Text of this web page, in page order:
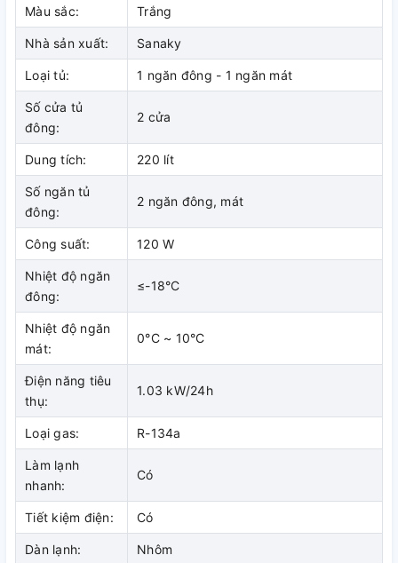
Tủ đông có
lạnh nhanh
Compressor
giúp công việc
đông lạnh thực
phẩm của bạn
trở nên nhanh
chóng và dễ
dàng hơn.
năng giữ lạnh rất
tốt nhờ lớp foam
dày giữ nhiệt
cùng hai lớp cửa
lạnh thoát ra khi
giúp bạn dễ
dàng thêm bớt
thực phẩm.
nhiệt độ cơ
(dạng xoay
2 ngăn đông tủ
tiện dụng
Tủ đông có thiết
kế 2 ngăn 1
ngăn đông
(<-18 độ) và 1
ngăn mát (0- 10
độ) giúp bạn
linh hoạt khi trữ
thực phẩm tươi
sống và các loại
chịu lực cao dễ
di chuyển
Tủ đông có bánh
vị trí thuận tiện
hơn.
Màu sắc: Trắng
Nhà sản xuất: Sanaky
Loại tủ: 1 ngăn đông - 1 ngăn mát
Số cửa tủ
đông:
2 cửa
Dung tích: 220 lít
Số ngăn tủ
đông:
2 ngăn đông, mát
Công suất: 120 W
Nhiệt độ ngăn
đông:
≤-18°C
Nhiệt độ ngăn
mát:
0°C ~ 10°C
Điện năng tiêu
thụ:
1.03 kW/24h
Loại gas: R-134a
Làm lạnh
nhanh:
Có
Tiết kiệm điện: Có
Dàn lạnh: Nhôm